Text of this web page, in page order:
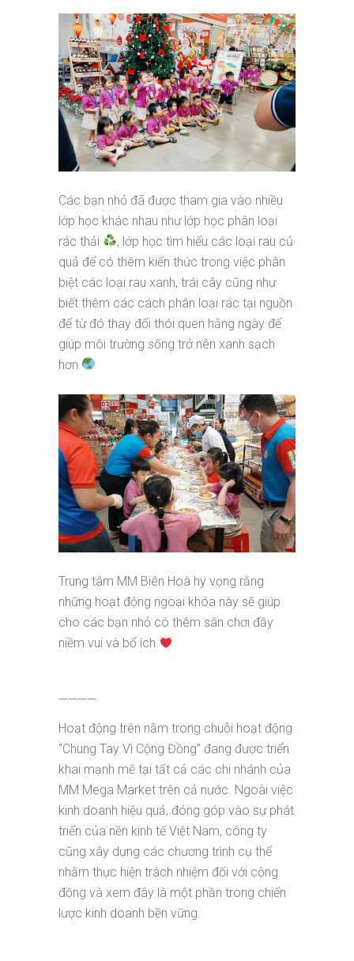
Các bạn nhỏ đã được tham gia vào nhiều
lớp học khác nhau như lớp học phân loại
rác thải
, lớp học tìm hiểu các loại rau củ
quả để có thêm kiến thức trong việc phân
biệt các loại rau xanh, trái cây cũng như
biết thêm các cách phân loại rác tại nguồn
để từ đó thay đổi thói quen hằng ngày để
giúp môi trường sống trở nên xanh sạch
hơn
Trung tâm MM Biên Hoà hy vọng rằng
những hoạt động ngoại khóa này sẽ giúp
cho các bạn nhỏ có thêm sân chơi đầy
niềm vui và bổ ích
————
Hoạt động trên nằm trong chuỗi hoạt động
“Chung Tay Vì Cộng Đồng” đang được triển
khai mạnh mẽ tại tất cả các chi nhánh của
MM Mega Market trên cả nước. Ngoài việc
kinh doanh hiệu quả, đóng góp vào sự phát
triển của nền kinh tế Việt Nam, công ty
cũng xây dựng các chương trình cụ thể
nhằm thực hiện trách nhiệm đối với cộng
đồng và xem đây là một phần trong chiến
lược kinh doanh bền vững.